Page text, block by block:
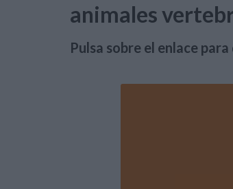
animales
Pulsa sobre el enlace